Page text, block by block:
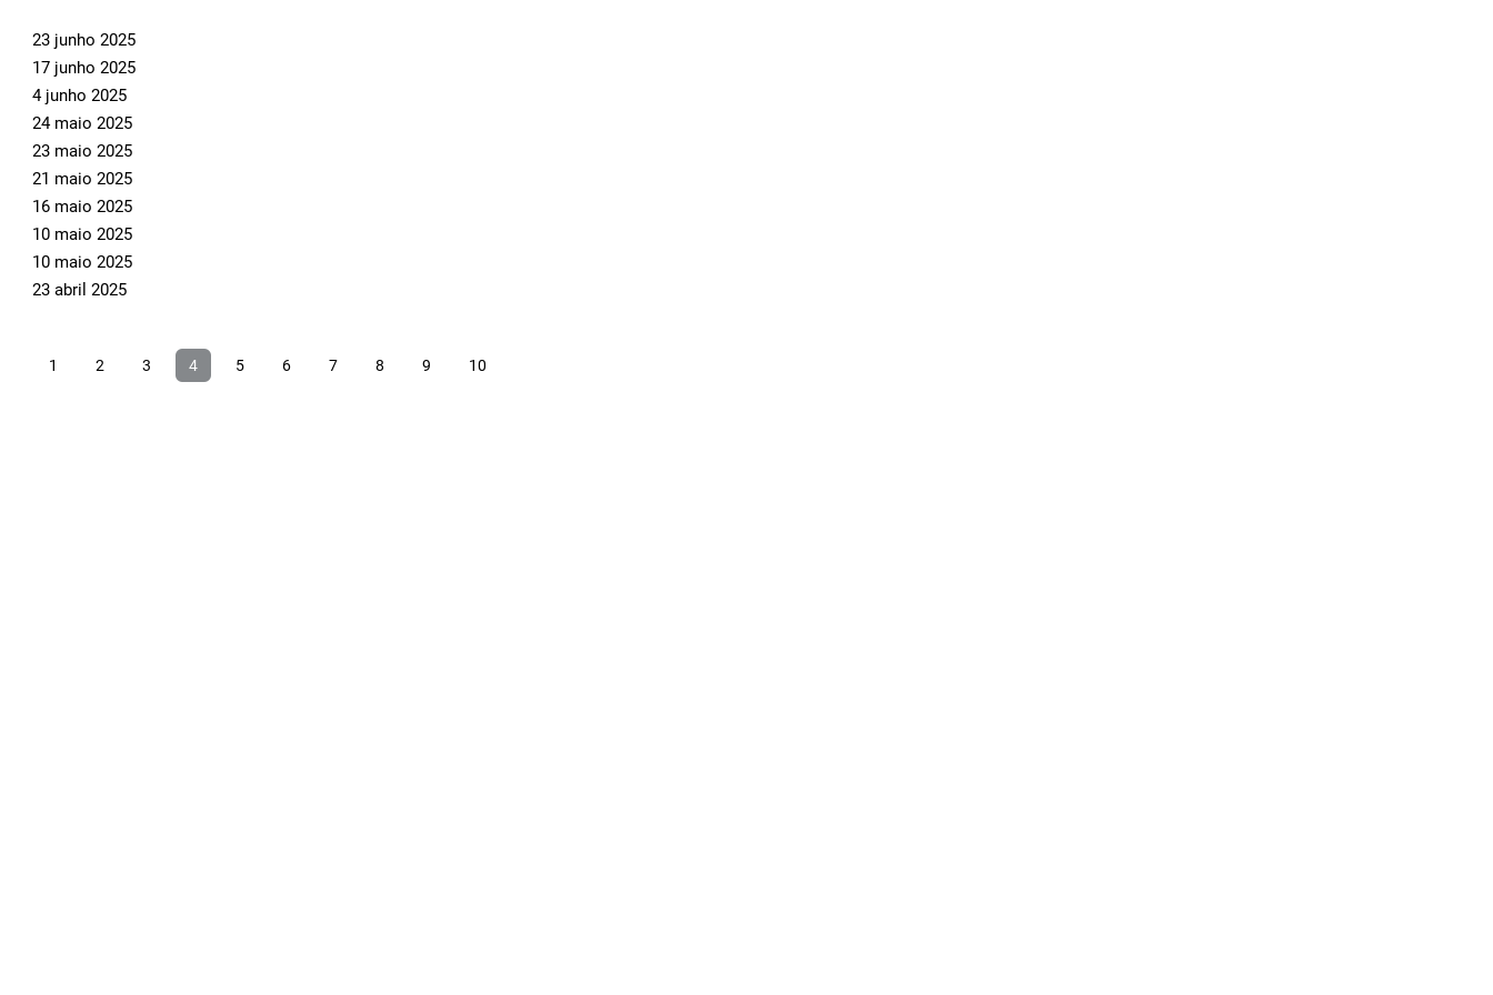
23 junho 2025
17 junho 2025
4 junho 2025
24 maio 2025
23 maio 2025
21 maio 2025
16 maio 2025
10 maio 2025
10 maio 2025
23 abril 2025
1 2 3 4 5 6 7 8 9 10